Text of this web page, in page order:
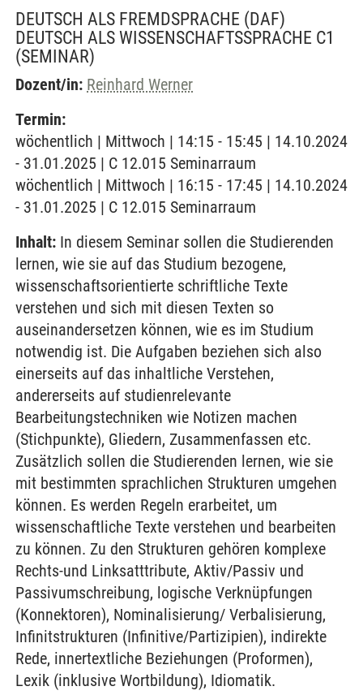
DEUTSCH ALS FREMDSPRACHE (DAF)
DEUTSCH ALS WISSENSCHAFTSSPRACHE C1
(SEMINAR)
Dozent/in: Reinhard Werner
Termin:
wöchentlich | Mittwoch | 14:15 - 15:45 | 14.10.2024
- 31.01.2025 | C 12.015 Seminarraum
wöchentlich | Mittwoch | 16:15 - 17:45 | 14.10.2024
- 31.01.2025 | C 12.015 Seminarraum
Inhalt: In diesem Seminar sollen die Studierenden
lernen, wie sie auf das Studium bezogene,
wissenschaftsorientierte schriftliche Texte
verstehen und sich mit diesen Texten so
auseinandersetzen können, wie es im Studium
notwendig ist. Die Aufgaben beziehen sich also
einerseits auf das inhaltliche Verstehen,
andererseits auf studienrelevante
Bearbeitungstechniken wie Notizen machen
(Stichpunkte), Gliedern, Zusammenfassen etc.
Zusätzlich sollen die Studierenden lernen, wie sie
mit bestimmten sprachlichen Strukturen umgehen
können. Es werden Regeln erarbeitet, um
wissenschaftliche Texte verstehen und bearbeiten
zu können. Zu den Strukturen gehören komplexe
Rechts-und Linksatttribute, Aktiv/Passiv und
Passivumschreibung, logische Verknüpfungen
(Konnektoren), Nominalisierung/ Verbalisierung,
Infinitstrukturen (Infinitive/Partizipien), indirekte
Rede, innertextliche Beziehungen (Proformen),
Lexik (inklusive Wortbildung), Idiomatik.